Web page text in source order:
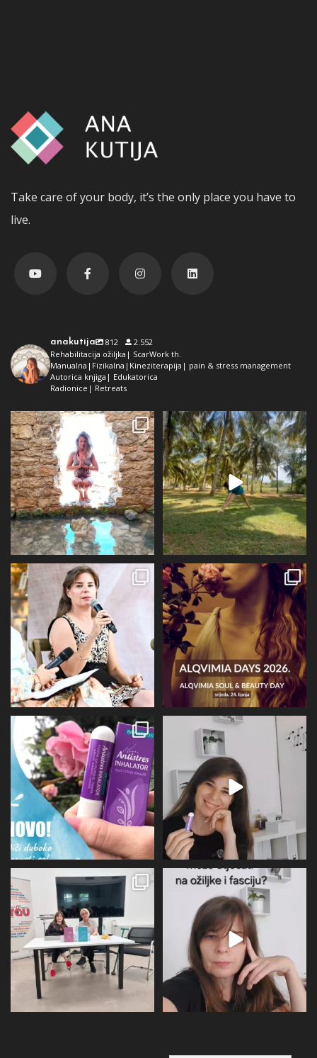
Take care of your body, it’s the only place you have to
live.
anakutija 812
2.552
Rehabilitacija ožiljka| ScarWork th.
Manualna|Fizikalna|Kineziterapija| pain & stress management
Autorica knjiga| Edukatorica
Radionice| Retreats
Dolaz da sam bila plava i dokaz da
preko ljeta
72 1
Da ne ispadne da samo radim 😅
Kad se dokopam...
29 2
Prošli tjedan @alqvimia_hrvatska je
slavila 2...
67 6
U srijedu 24.6 i četvrtak 25.6
Alqvimia store
16
Evo malo detaljnije o mirisu i
limbičkom sustavu,...
12 0
BIOVITALIS® Antistresni inhalator -
super dodatak
31
U subotu zahvaljujući Društvu
oboljelih od
26 1
Više I detaljnije o utjecaju
perimenopauze na sve
21 0